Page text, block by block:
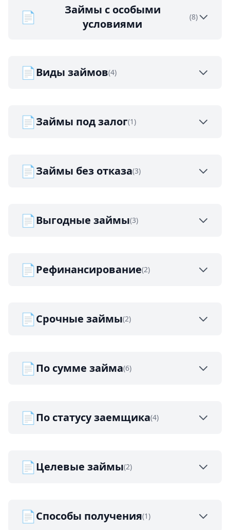
📄
Займы с особыми
условиями
(8)
📄Виды займов(4)
📄Займы под залог(1)
📄Займы без отказа(3)
📄Выгодные займы(3)
📄Рефинансирование(2)
📄Срочные займы(2)
📄По сумме займа(6)
📄По статусу заемщика(4)
📄Целевые займы(2)
📄Способы получения(1)